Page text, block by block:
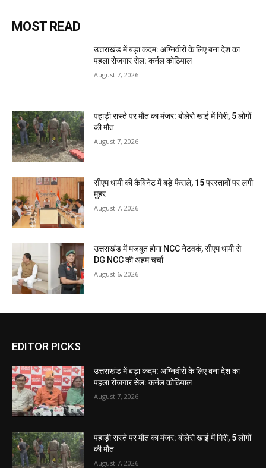
MOST READ
उत्तराखंड में बड़ा कदम: अग्निवीरों के लिए बना देश का
पहला रोजगार सेल: कर्नल कोठियाल
August 7, 2026
पहाड़ी रास्ते पर मौत का मंजर: बोलेरो खाई में गिरी, 5 लोगों
की मौत
August 7, 2026
सीएम धामी की कैबिनेट में बड़े फैसले, 15 प्रस्तावों पर लगी
मुहर
August 7, 2026
उत्तराखंड में मजबूत होगा NCC नेटवर्क, सीएम धामी से
DG NCC की अहम चर्चा
August 6, 2026
EDITOR PICKS
उत्तराखंड में बड़ा कदम: अग्निवीरों के लिए बना देश का
पहला रोजगार सेल: कर्नल कोठियाल
August 7, 2026
पहाड़ी रास्ते पर मौत का मंजर: बोलेरो खाई में गिरी, 5 लोगों
की मौत
August 7, 2026